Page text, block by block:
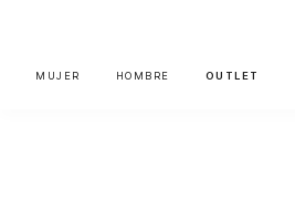
MUJER HOMBRE OUTLET